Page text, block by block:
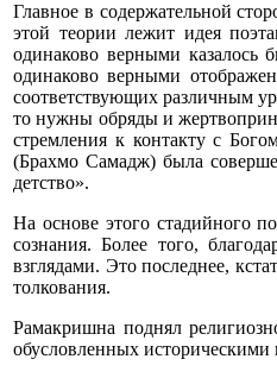
Главное в содержательной
этой теории лежит идея
одинаково верными
одинаково верными
соответствующих различным
то нужны обряды и
стремления к контакту с
(Брахмо Самадж) была
детство».
На основе этого стадийного
сознания. Более того,
взглядами. Это последнее,
толкования.
Рамакришна поднял
обусловленных